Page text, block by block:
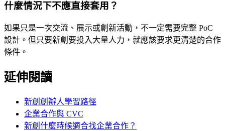
什麼情況下不應直接套用？
如果只是一次交流、展示或創新活動，不一定需要完整 PoC
設計。但只要新創要投入大量人力，就應該要求更清楚的合作
條件。
延伸閱讀
新創創辦人學習路徑
企業合作與 CVC
新創什麼時候適合找企業合作？